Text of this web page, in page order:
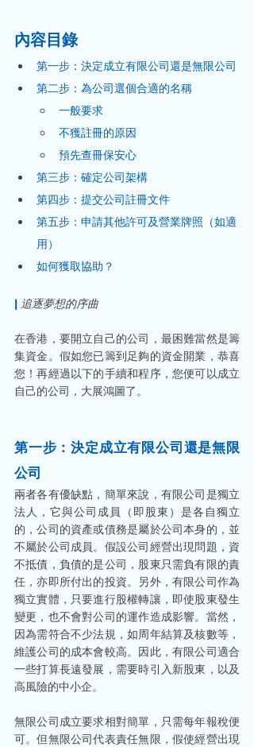
內容目錄
第一步：決定成立有限公司還是無限公司
第二步：為公司選個合適的名稱
一般要求
不獲註冊的原因
預先查冊保安心
第三步：確定公司架構
第四步：提交公司註冊文件
第五步：申請其他許可及營業牌照（如適
用）
如何獲取協助？
| 追逐夢想的序曲
在香港，要開立自己的公司，最困難當然是籌
集資金。假如您已籌到足夠的資金開業，恭喜
您！再經過以下的手續和程序，您便可以成立
自己的公司，大展鴻圖了。
第一步：決定成立有限公司還是無限
公司
兩者各有優缺點，簡單來說，有限公司是獨立
法人，它與公司成員（即股東）是各自獨立
的，公司的資產或債務是屬於公司本身的，並
不屬於公司成員。假設公司經營出現問題，資
不抵債，負債的是公司，股東只需負有限的責
任，亦即所付出的投資。另外，有限公司作為
獨立實體，只要進行股權轉讓，即使股東發生
變更，也不會對公司的運作造成影響。當然，
因為需符合不少法規，如周年結算及核數等，
維護公司的成本會較高。因此，有限公司適合
一些打算長遠發展，需要時引入新股東，以及
高風險的中小企。
無限公司成立要求相對簡單，只需每年報稅便
可。但無限公司代表責任無限，假使經營出現